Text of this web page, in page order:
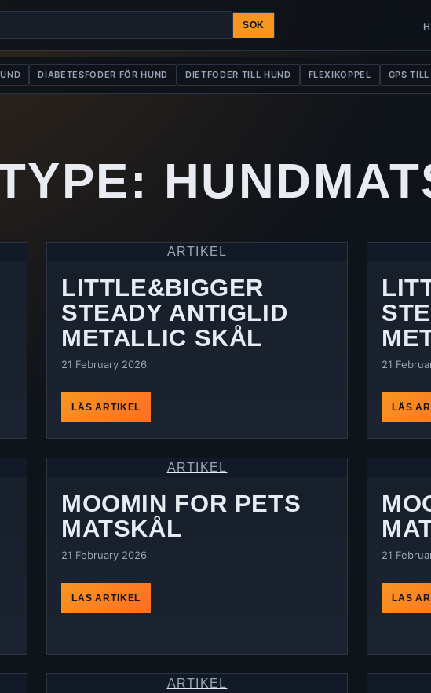
SÖK
DIABETESFODER FÖR HUND DIETFODER TILL HUND FLEXIKOPPEL GPS
ARTIKEL
LITTLE&BIGGER
STEADY ANTIGLID
METALLIC SKÅL
21 February 2026
LÄS ARTIKEL
21
LÄS
ARTIKEL
MOOMIN FOR PETS
MATSKÅL
21 February 2026
LÄS ARTIKEL
21
LÄS
ARTIKEL